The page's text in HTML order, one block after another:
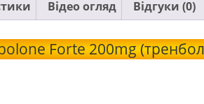
Відео огляд Відгуки (0)
Forte 200mg